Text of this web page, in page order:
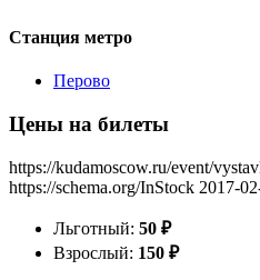
Станция метро
Перово
Цены на билеты
https://kudamoscow.ru/event/
https://schema.org/InStock 2017-
Льготный: 50 ₽
Взрослый: 150 ₽